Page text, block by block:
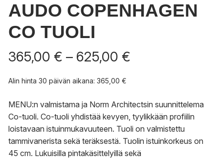
AUDO COPENHAGEN
CO TUOLI
365,00 € – 625,00 €
Alin hinta 30 päivän aikana: 365,00 €
MENU:n valmistama ja Norm Architectsin suunnittelema
Co-tuoli. Co-tuoli yhdistää kevyen, tyylikkään profiilin
loistavaan istuinmukavuuteen. Tuoli on valmistettu
tammivanerista sekä teräksestä. Tuolin istuinkorkeus on
45 cm. Lukuisilla pintakäsittelyillä sekä